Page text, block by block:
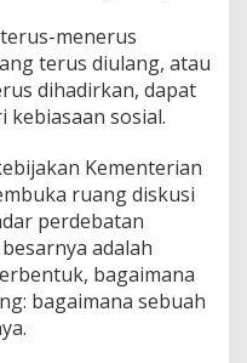
menerus
terus diulang, atau
dihadirkan, dapat
kebiasaan sosial.
Kementerian
ruang diskusi
perdebatan
adalah
bagaimana
bagaimana sebuah